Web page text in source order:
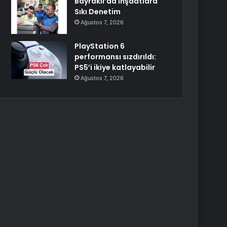
Sıkı Denetim
Ağustos 7, 2026
PlayStation 6
performansı sızdırıldı:
PS5’i ikiye katlayabilir
Ağustos 7, 2026